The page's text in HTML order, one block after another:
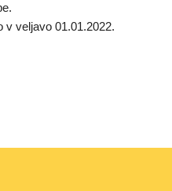
v veljavo 01.01.2022.